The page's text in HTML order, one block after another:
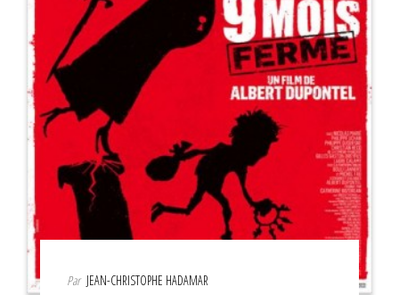
Par JEAN-CHRISTOPHE HADAMAR